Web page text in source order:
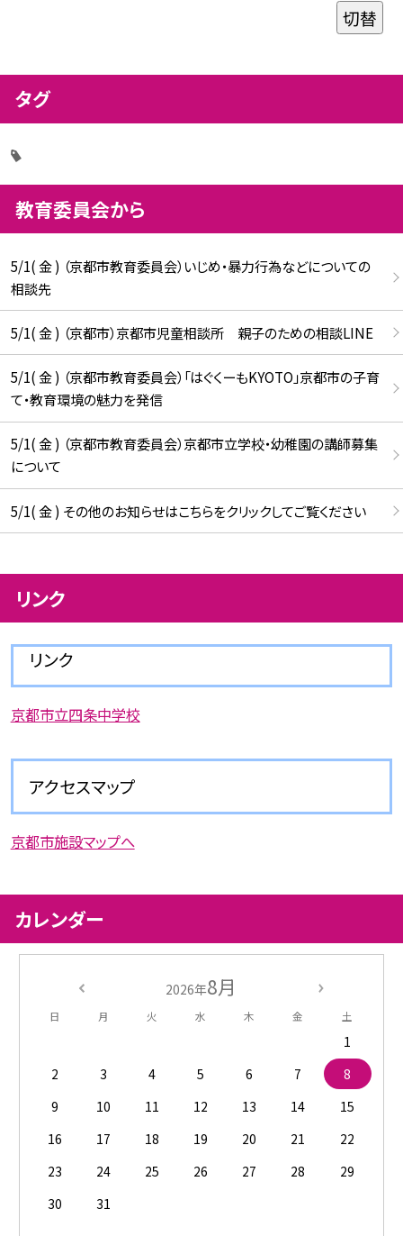
切替
タグ
教育委員会から
5/1( 金 ) （京都市教育委員会）いじめ・暴力行為などについての
相談先
5/1( 金 ) （京都市）京都市児童相談所 親子のための相談LINE
5/1( 金 ) （京都市教育委員会）「はぐくーもKYOTO」京都市の子育
て・教育環境の魅力を発信
5/1( 金 ) （京都市教育委員会）京都市立学校・幼稚園の講師募集
について
5/1( 金 ) その他のお知らせはこちらをクリックしてご覧ください
リンク
リンク
京都市立四条中学校
アクセスマップ
京都市施設マップへ
カレンダー
2026年8月
日 月 火 水 木 金 土
1
2
3 4 5 6 7
8
9
10 11 12 13 14
15
16
17 18 19 20 21
22
23
24 25 26 27 28
29
30
31